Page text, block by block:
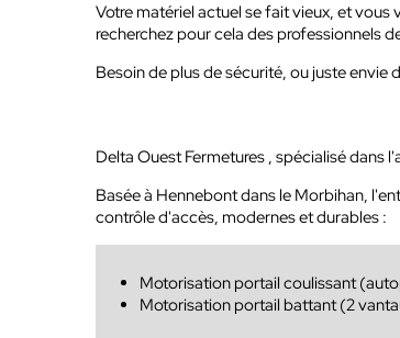
Votre matériel actuel se fait vieux, et
recherchez pour cela des professionnels
Besoin de plus de sécurité, ou juste
Delta Ouest Fermetures , spécialisé dans
Basée à Hennebont dans le Morbihan,
contrôle d'accès, modernes et durables :
Motorisation portail coulissant
Motorisation portail battant (2